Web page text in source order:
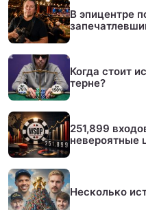
В эпицентре
Когда стоит
терне?
251,899
невероятные
Несколько